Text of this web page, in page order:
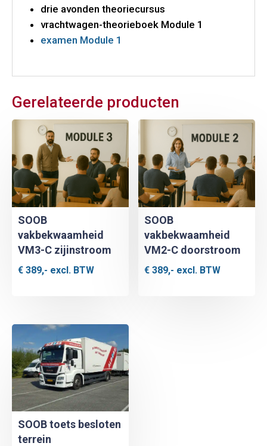
drie avonden theoriecursus
vrachtwagen-theorieboek Module 1
examen Module 1
Gerelateerde producten
SOOB
vakbekwaamheid
VM3-C zijinstroom
€ 389,- excl. BTW
SOOB
vakbekwaamheid
VM2-C doorstroom
€ 389,- excl. BTW
SOOB toets besloten
terrein